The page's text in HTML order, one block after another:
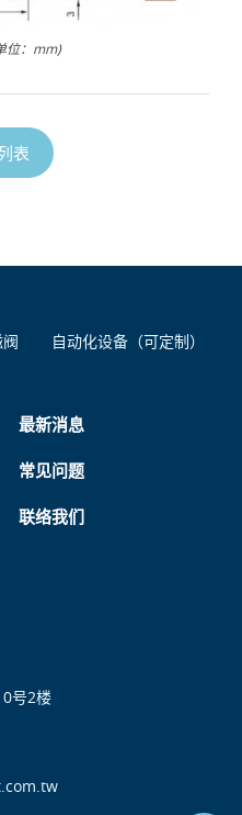
位：mm)
表
自动化设备（可定制）
最新消息
常见问题
联络我们
号2楼